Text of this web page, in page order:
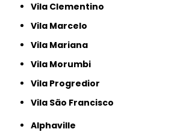
Vila Clementino
Vila Marcelo
Vila Mariana
Vila Morumbi
Vila Progredior
Vila São Francisco
Alphaville